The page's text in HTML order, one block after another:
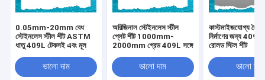
0.05mm-20mm বেধ
স্টেইনলেস স্টীল শীট ASTM
ধাতু 409L টেকসই এবং মূল
ভালো দাম
অরিজিনাল স্টেইনলেস স্টীল
প্লেট শীট 1000mm-
2000mm গ্রেড 409L সঙ্গে
ভালো দাম
কাস্টমাইজযোগ্য
নির্মাণের জন্য 409L
রোলড স্টিল শীট
ভালো দাম